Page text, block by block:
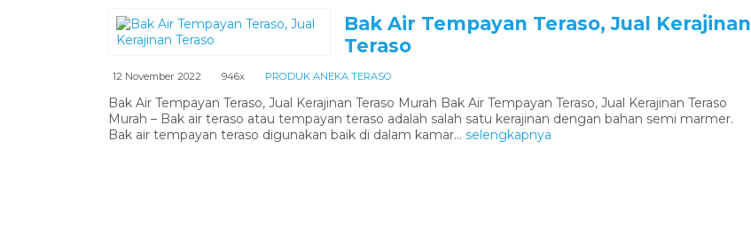
Bak Air Tempayan Teraso, Jual Kerajinan
Teraso
12 November 2022 946x PRODUK ANEKA TERASO
Bak Air Tempayan Teraso, Jual Kerajinan Teraso Murah Bak Air Tempayan Teraso, Jual Kerajinan Teraso
Murah – Bak air teraso atau tempayan teraso adalah salah satu kerajinan dengan bahan semi marmer.
Bak air tempayan teraso digunakan baik di dalam kamar... selengkapnya